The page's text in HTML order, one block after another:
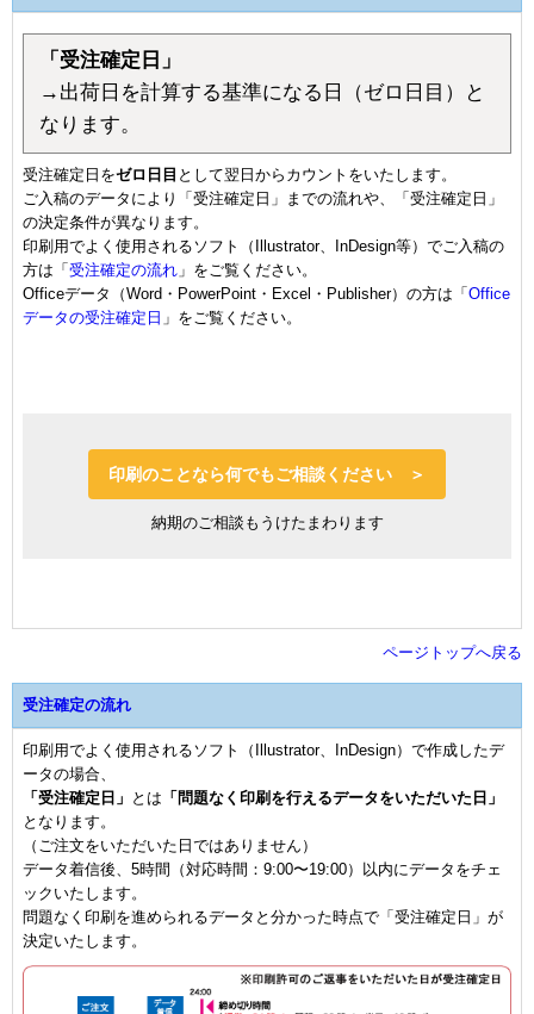
「受注確定日」
→出荷日を計算する基準になる日（ゼロ日目）と
なります。
受注確定日をゼロ日目 として翌日からカウントをいたします。
ご入稿のデータにより「受注確定日」までの流れや、「受注確定日」
の決定条件が異なります。
印刷用でよく使用されるソフト（Illustrator、InDesign等）でご入稿の
方は「 受注確定の流れ 」をご覧ください。
Officeデータ（Word・PowerPoint・Excel・Publisher）の方は「 Office
データの受注確定日 」をご覧ください。
印刷のことなら何でもご相談ください ＞
納期のご相談もうけたまわります
ページトップへ戻る
受注確定の流れ
印刷用でよく使用されるソフト（Illustrator、InDesign）で作成したデ
ータの場合、
「受注確定日」 とは 「問題なく印刷を行えるデータをいただいた日」
となります。
（ご注文をいただいた日ではありません）
データ着信後、5時間（対応時間：9:00〜19:00）以内にデータをチェ
ックいたします。
問題なく印刷を進められるデータと分かった時点で「受注確定日」が
決定いたします。